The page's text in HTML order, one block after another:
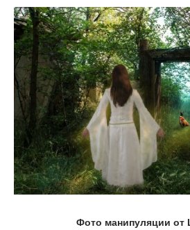
Фото манипуляции от